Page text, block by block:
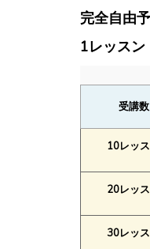
完全自由
1レッス
受講数
10レッ
20レッ
30レッ